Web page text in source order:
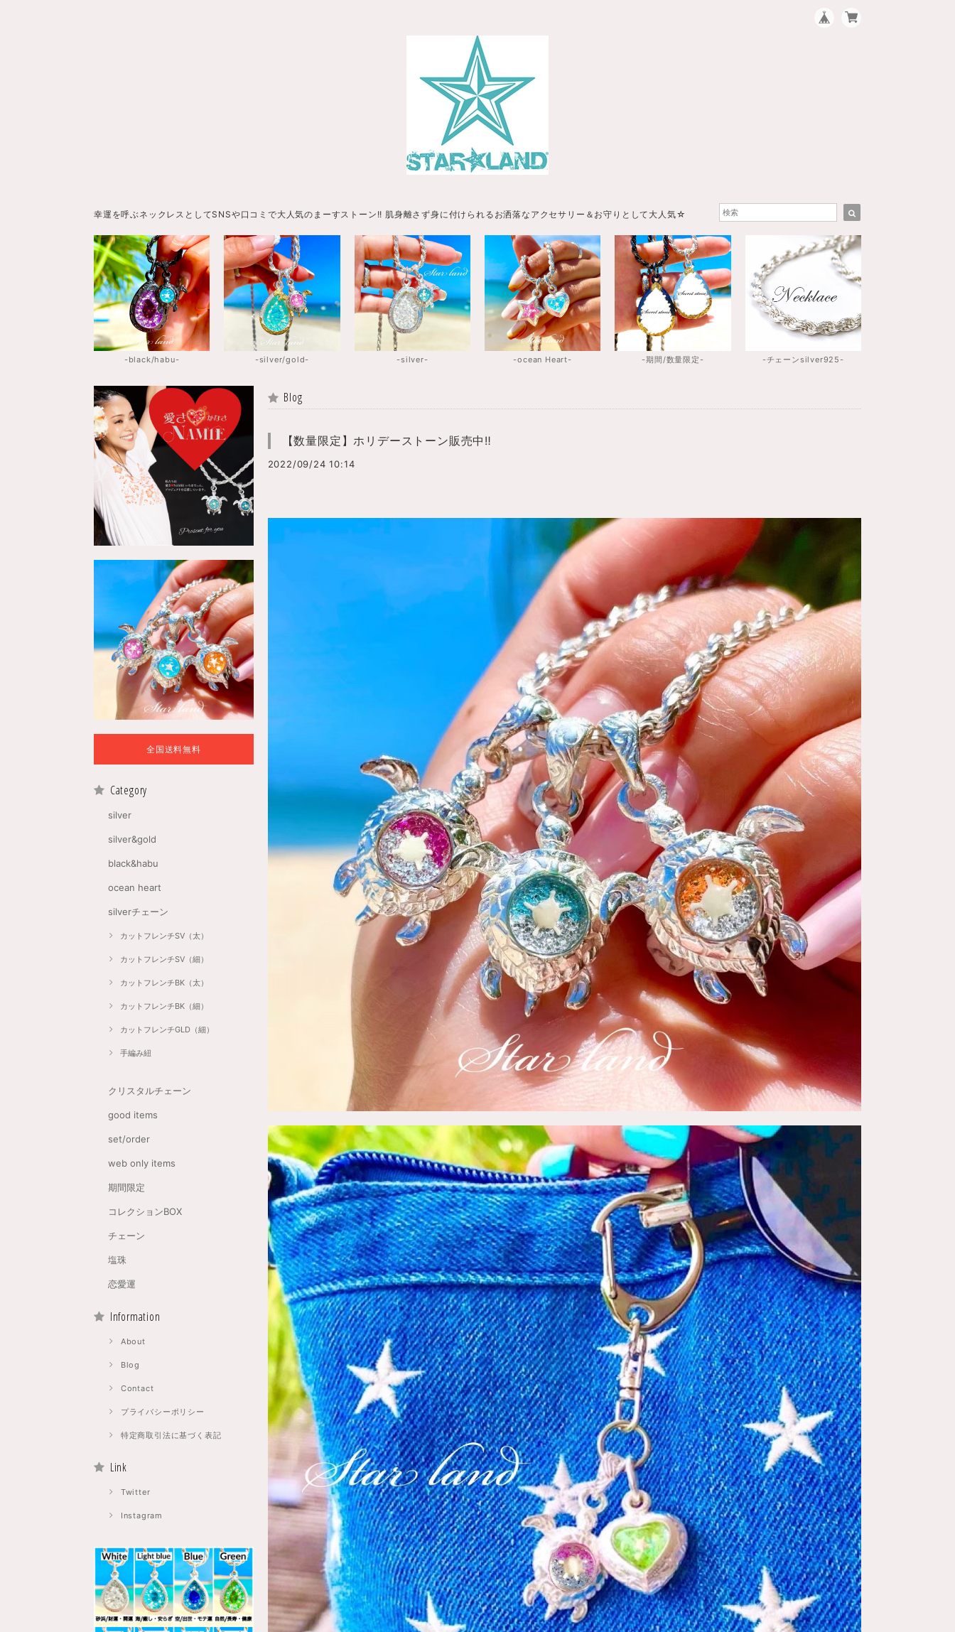
幸運を呼ぶネックレスとしてSNSや口コミで大人気のまーすストーン!! 肌身離さず身に付けられるお洒落なアクセサリー＆お守りとして大人気☆
-black/habu- -silver/gold- -silver- -ocean Heart- -期間/数量限定- -チェーンsilver925-
全国送料無料
Category
silver
silver&gold
black&habu
ocean heart
silverチェーン
カットフレンチSV（太）
カットフレンチSV（細）
カットフレンチBK（太）
カットフレンチBK（細）
カットフレンチGLD（細）
手編み紐
クリスタルチェーン
good items
set/order
web only items
期間限定
コレクションBOX
チェーン
塩珠
恋愛運
Information
About
Blog
Contact
プライバシーポリシー
特定商取引法に基づく表記
Link
Twitter
Instagram
Blog
【数量限定】ホリデーストーン販売中‼️
2022/09/24 10:14